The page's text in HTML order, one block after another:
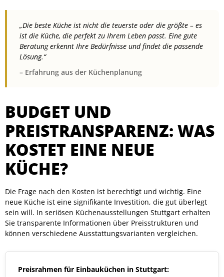
„Die beste Küche ist nicht die teuerste oder die größte – es
ist die Küche, die perfekt zu Ihrem Leben passt. Eine gute
Beratung erkennt Ihre Bedürfnisse und findet die passende
Lösung.“
– Erfahrung aus der Küchenplanung
BUDGET UND
PREISTRANSPARENZ: WAS
KOSTET EINE NEUE
KÜCHE?
Die Frage nach den Kosten ist berechtigt und wichtig. Eine
neue Küche ist eine signifikante Investition, die gut überlegt
sein will. In seriösen Küchenausstellungen Stuttgart erhalten
Sie transparente Informationen über Preisstrukturen und
können verschiedene Ausstattungsvarianten vergleichen.
Preisrahmen für Einbauküchen in Stuttgart: